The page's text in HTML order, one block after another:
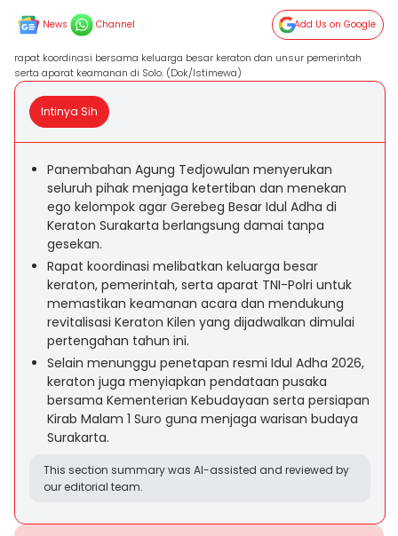
News Channel Add Us on Google
rapat koordinasi bersama keluarga besar keraton dan unsur pemerintah
serta aparat keamanan di Solo. (Dok/Istimewa)
Intinya Sih
Panembahan Agung Tedjowulan menyerukan
seluruh pihak menjaga ketertiban dan menekan
ego kelompok agar Gerebeg Besar Idul Adha di
Keraton Surakarta berlangsung damai tanpa
gesekan.
Rapat koordinasi melibatkan keluarga besar
keraton, pemerintah, serta aparat TNI-Polri untuk
memastikan keamanan acara dan mendukung
revitalisasi Keraton Kilen yang dijadwalkan dimulai
pertengahan tahun ini.
Selain menunggu penetapan resmi Idul Adha 2026,
keraton juga menyiapkan pendataan pusaka
bersama Kementerian Kebudayaan serta persiapan
Kirab Malam 1 Suro guna menjaga warisan budaya
Surakarta.
This section summary was AI-assisted and reviewed by
our editorial team.